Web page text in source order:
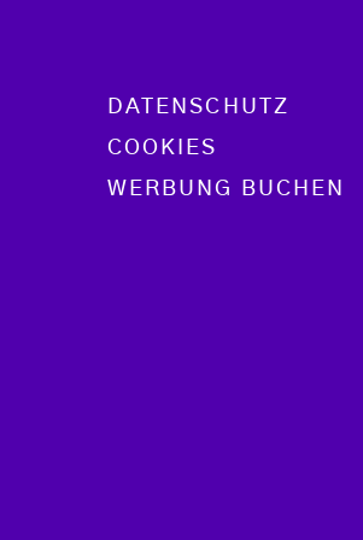
DATENSCHUTZ
COOKIES
WERBUNG BUCHEN